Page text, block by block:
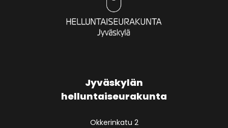
Jyväskylän
helluntaiseurakunta
Okkerinkatu 2